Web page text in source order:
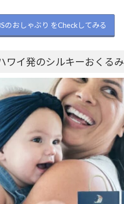
のおしゃぶり をCheckしてみる
ワイ発のシルキーおくるみ